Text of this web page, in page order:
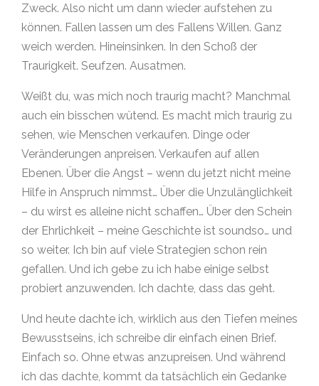
Zweck. Also nicht um dann wieder aufstehen zu
können. Fallen lassen um des Fallens Willen. Ganz
weich werden. Hineinsinken. In den Schoß der
Traurigkeit. Seufzen. Ausatmen.
Weißt du, was mich noch traurig macht? Manchmal
auch ein bisschen wütend. Es macht mich traurig zu
sehen, wie Menschen verkaufen. Dinge oder
Veränderungen anpreisen. Verkaufen auf allen
Ebenen. Über die Angst – wenn du jetzt nicht meine
Hilfe in Anspruch nimmst… Über die Unzulänglichkeit
– du wirst es alleine nicht schaffen… Über den Schein
der Ehrlichkeit – meine Geschichte ist soundso… und
so weiter. Ich bin auf viele Strategien schon rein
gefallen. Und ich gebe zu ich habe einige selbst
probiert anzuwenden. Ich dachte, dass das geht.
Und heute dachte ich, wirklich aus den Tiefen meines
Bewusstseins, ich schreibe dir einfach einen Brief.
Einfach so. Ohne etwas anzupreisen. Und während
ich das dachte, kommt da tatsächlich ein Gedanke